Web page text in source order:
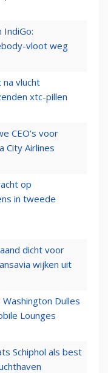
IndiGo:
vloot weg
na vlucht
xtc-pillen
CEO’s voor
City Airlines
op
in tweede
dicht voor
wijken uit
Dulles
Lounges
Schiphol als best